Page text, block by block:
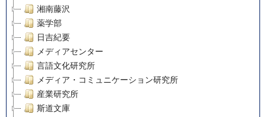
湘南藤沢
薬学部
日吉紀要
メディアセンター
言語文化研究所
メディア・コミュニケーション研究所
産業研究所
斯道文庫